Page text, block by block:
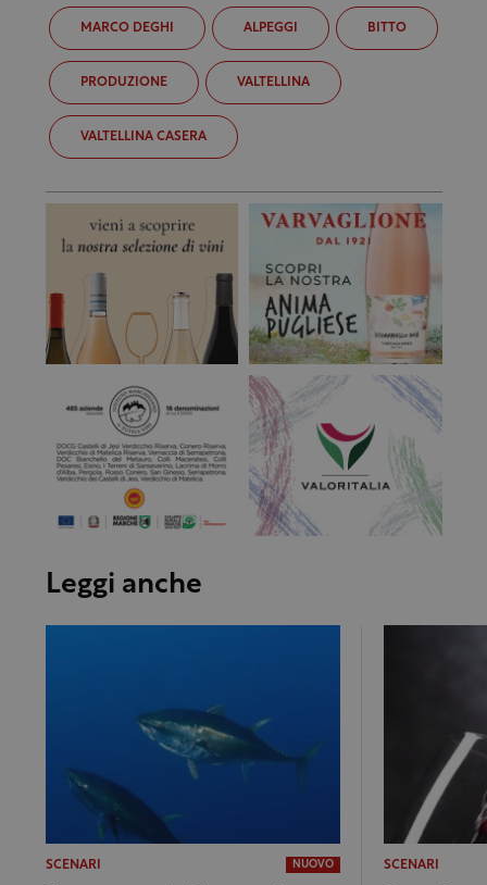
MARCO DEGHI ALPEGGI BITTO
PRODUZIONE VALTELLINA
VALTELLINA CASERA
Leggi anche
SCENARI NUOVO SCENARI